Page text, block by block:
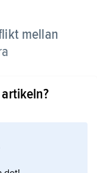
mellan
allmän